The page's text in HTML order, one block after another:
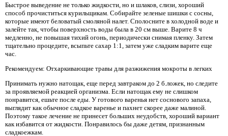
Быстрое выведение не только жидкости, но и шлаков, слизи, хороший
способ прочиститься курильщикам. Собирайте зеленые шишки с сосны,
которые имеют беловатый смоляной налет. Сполосните в холодной воде и
залейте так, чтобы поверхность воды была в 20 см выше. Варите 8 ч
медленно, не повышая тихий огонь, периодически снимая пленку. Затем
тщательно процедите, всыпьте сахар 1:1, затем уже сладким варите еще
час.
Рекомендуем: Отхаркивающие травы для разжижения мокроты в легких
Принимать нужно натощак, еще перед завтраком до 2 б.ложек, но следите
за проявляемой реакцией организма. Если натощак ему не слишком
понравится, ешьте после еды. У готового варенья нет соснового запаха,
выглядит как обычное сладкое варенье и пахнет скорее даже малиной.
Поэтому такое лечение не принесет больших неудобств, хороший вариант
как избавится от жидкости. Понравилось бы даже детям, признанным
сладкоежкам.